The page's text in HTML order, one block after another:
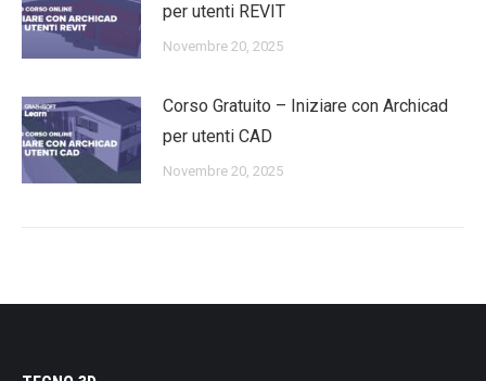
per utenti REVIT
Novembre 20, 2025
Corso Gratuito – Iniziare con Archicad
per utenti CAD
Novembre 20, 2025